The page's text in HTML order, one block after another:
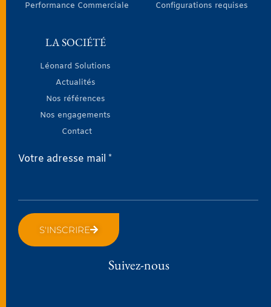
Performance Commerciale
Configurations requises
LA SOCIÉTÉ
Léonard Solutions
Actualités
Nos références
Nos engagements
Contact
Votre adresse mail *
S'INSCRIRE
Suivez-nous